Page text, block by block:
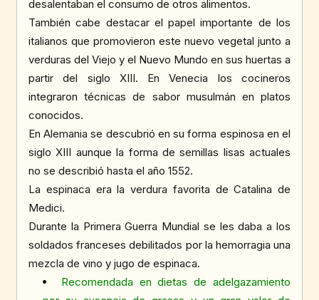
desalentaban el consumo de otros alimentos.
También cabe destacar el papel importante de los
italianos que promovieron este nuevo vegetal junto a
verduras del Viejo y el Nuevo Mundo en sus huertas a
partir del siglo XIII. En Venecia los cocineros
integraron técnicas de sabor musulmán en platos
conocidos.
En Alemania se descubrió en su forma espinosa en el
siglo XIII aunque la forma de semillas lisas actuales
no se describió hasta el año 1552.
La espinaca era la verdura favorita de Catalina de
Medici.
Durante la Primera Guerra Mundial se les daba a los
soldados franceses debilitados por la hemorragia una
mezcla de vino y jugo de espinaca.
Recomendada en dietas de adelgazamiento